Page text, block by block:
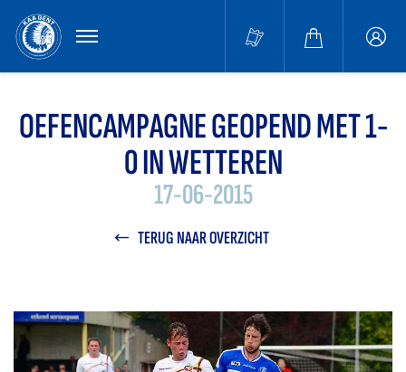
MENU
OEFENCAMPAGNE GEOPEND MET 1-
0 IN WETTEREN
17-06-2015
TERUG NAAR OVERZICHT